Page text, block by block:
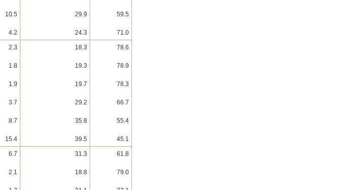
10.5
4.2
29.9
24.3
59.5
71.0
2.3
1.8
1.9
3.7
8.7
15.4
18.3
19.3
19.7
29.2
35.8
39.5
78.6
78.9
78.3
66.7
55.4
45.1
6.7
2.1
31.3
18.8
61.8
79.0